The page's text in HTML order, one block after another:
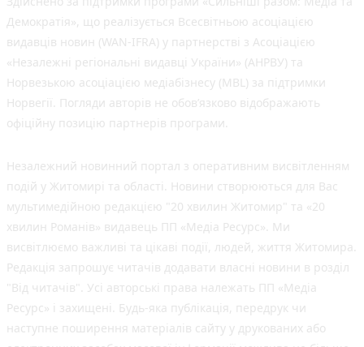
Демократія», що реалізується Всесвітньою асоціацією
видавців новин (WAN-IFRA) у партнерстві з Асоціацією
«Незалежні регіональні видавці України» (АНРВУ) та
Норвезькою асоціацією медіабізнесу (MBL) за підтримки
Норвегії. Погляди авторів не обов’язково відображають
офіційну позицію партнерів програми.
Незалежний новинний портал з оперативним висвітленням
подій у Житомирі та області. Новини створюються для Вас
мультимедійною редакцією "20 хвилин Житомир" та «20
хвилин Романів» видавець ПП «Медіа Ресурс». Ми
висвітлюємо важливі та цікаві події, людей, життя Житомира.
Редакція запрошує читачів додавати власні новини в розділ
"Від читачів". Усі авторські права належать ПП «Медіа
Ресурс» і захищені. Будь-яка публiкацiя, передрук чи
наступне поширення матеріалів сайту у друкованих або